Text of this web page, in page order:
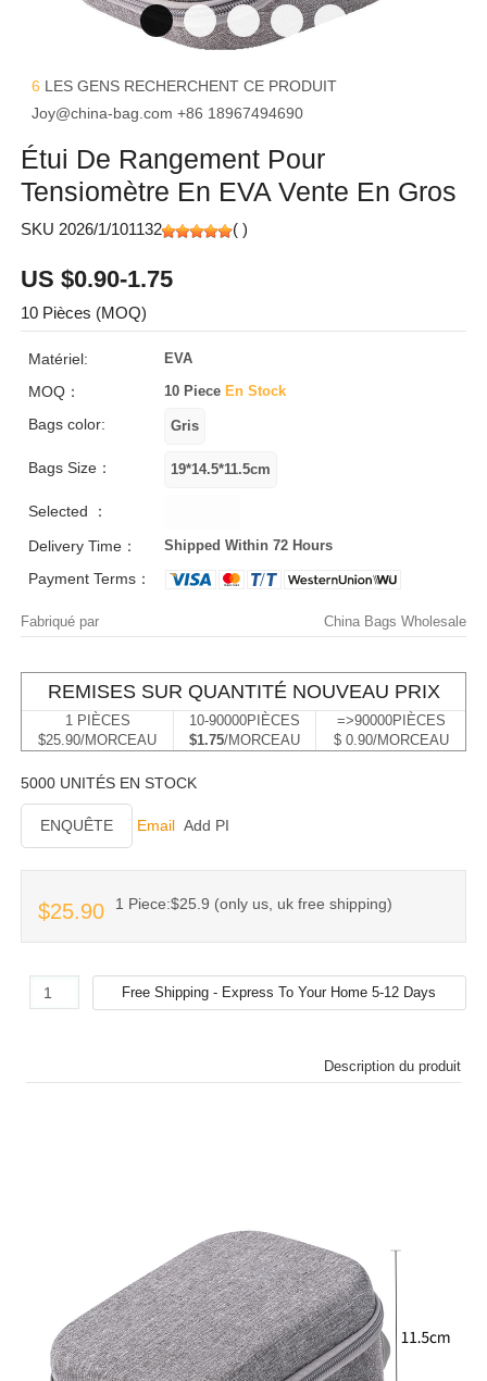
6 LES GENS RECHERCHENT CE PRODUIT
Joy@china-bag.com +86 18967494690
Étui De Rangement Pour
Tensiomètre En EVA Vente En Gros
SKU 2026/1/101132 ( )
US $0.90-1.75
10 Pièces (MOQ)
Matériel: EVA
MOQ： 10 Piece En Stock
Bags color:
Bags Size：
Selected ：
Delivery Time：
Shipped Within 72 Hours
Payment Terms：
Fabriqué par China Bags Wholesale
REMISES SUR QUANTITÉ NOUVEAU PRIX
1 PIÈCES
$25.90/MORCEAU
10-90000PIÈCES
$1.75/MORCEAU
=>90000PIÈCES
$ 0.90/MORCEAU
5000 UNITÉS EN STOCK
ENQUÊTE Email Add PI
$25.90 1 Piece:$25.9 (only us, uk free shipping)
Description du produit